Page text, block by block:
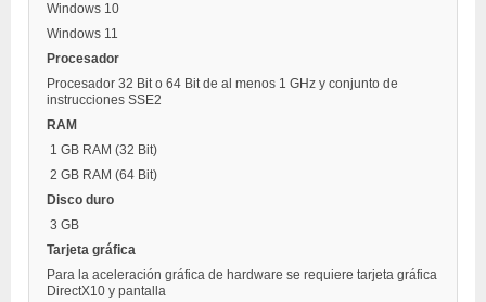
Windows 10
Windows 11
Procesador
Procesador 32 Bit o 64 Bit de al menos 1 GHz y conjunto de
instrucciones SSE2
RAM
1 GB RAM (32 Bit)
2 GB RAM (64 Bit)
Disco duro
3 GB
Tarjeta gráfica
Para la aceleración gráfica de hardware se requiere tarjeta gráfica
DirectX10 y pantalla